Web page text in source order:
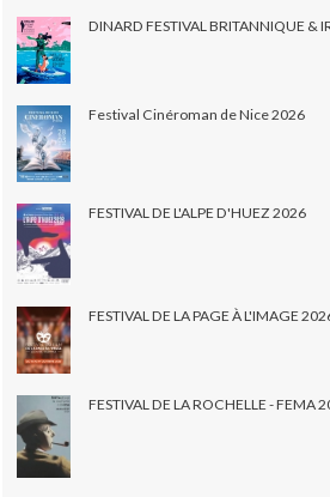
DINARD FESTIVAL BRITANNIQUE &
Festival Cinéroman de Nice 2026
FESTIVAL DE L'ALPE D'HUEZ 2026
FESTIVAL DE LA PAGE À L'IMAGE
FESTIVAL DE LA ROCHELLE - FEMA